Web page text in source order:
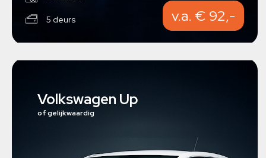
5 deurs v.a. € 92,-
Volkswagen Up
of gelijkwaardig